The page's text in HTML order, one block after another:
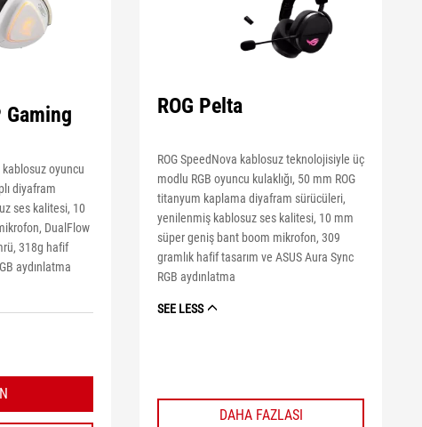
Gaming
kablosuz oyuncu
diyafram
ses kalitesi, 10
DualFlow
318g hafif
aydınlatma
ROG Pelta
ROG SpeedNova kablosuz teknolojisiyle üç
modlu RGB oyuncu kulaklığı, 50 mm ROG
titanyum kaplama diyafram sürücüleri,
yenilenmiş kablosuz ses kalitesi, 10 mm
süper geniş bant boom mikrofon, 309
gramlık hafif tasarım ve ASUS Aura Sync
RGB aydınlatma
SEE LESS
DAHA FAZLASI